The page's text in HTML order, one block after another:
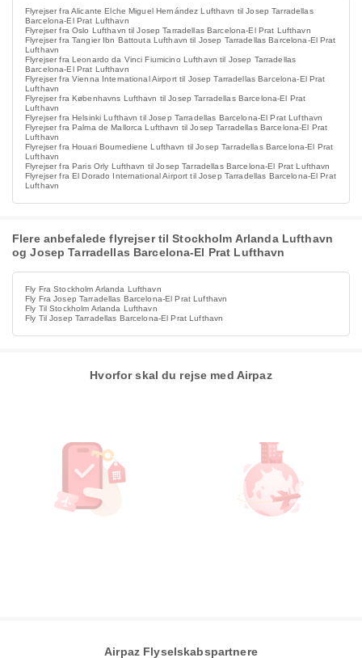
Flyrejser fra Alicante Elche Miguel Hernández Lufthavn til Josep Tarradellas
Barcelona-El Prat Lufthavn
Flyrejser fra Oslo Lufthavn til Josep Tarradellas Barcelona-El Prat Lufthavn
Flyrejser fra Tangier Ibn Battouta Lufthavn til Josep Tarradellas Barcelona-El Prat
Lufthavn
Flyrejser fra Leonardo da Vinci Fiumicino Lufthavn til Josep Tarradellas
Barcelona-El Prat Lufthavn
Flyrejser fra Vienna International Airport til Josep Tarradellas Barcelona-El Prat
Lufthavn
Flyrejser fra Københavns Lufthavn til Josep Tarradellas Barcelona-El Prat
Lufthavn
Flyrejser fra Helsinki Lufthavn til Josep Tarradellas Barcelona-El Prat Lufthavn
Flyrejser fra Palma de Mallorca Lufthavn til Josep Tarradellas Barcelona-El Prat
Lufthavn
Flyrejser fra Houari Boumediene Lufthavn til Josep Tarradellas Barcelona-El Prat
Lufthavn
Flyrejser fra Paris Orly Lufthavn til Josep Tarradellas Barcelona-El Prat Lufthavn
Flyrejser fra El Dorado International Airport til Josep Tarradellas Barcelona-El Prat
Lufthavn
Flere anbefalede flyrejser til Stockholm Arlanda Lufthavn
og Josep Tarradellas Barcelona-El Prat Lufthavn
Fly Fra Stockholm Arlanda Lufthavn
Fly Fra Josep Tarradellas Barcelona-El Prat Lufthavn
Fly Til Stockholm Arlanda Lufthavn
Fly Til Josep Tarradellas Barcelona-El Prat Lufthavn
Hvorfor skal du rejse med Airpaz
Airpaz Flyselskabspartnere